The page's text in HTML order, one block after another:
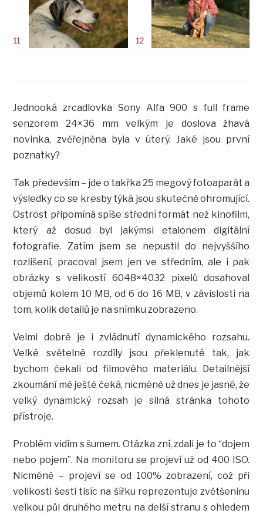
11 12
Jednooká zrcadlovka Sony Alfa 900 s full frame
senzorem 24×36 mm velkým je doslova žhavá
novinka, zvěřejněna byla v úterý. Jaké jsou první
poznatky?
Tak především – jde o takřka 25 megový fotoaparát a
výsledky co se kresby týká jsou skutečně ohromující.
Ostrost připomíná spíše střední formát než kinofilm,
který až dosud byl jakýmsi etalonem digitální
fotografie. Zatím jsem se nepustil do nejvyššího
rozlišení, pracoval jsem jen ve středním, ale i pak
obrázky s velikostí 6048×4032 pixelů dosahoval
objemů kolem 10 MB, od 6 do 16 MB, v závislosti na
tom, kolik detailů je na snímku zobrazeno.
Velmi dobré je i zvládnutí dynamického rozsahu.
Velké světelné rozdíly jsou překlenuté tak, jak
bychom čekali od filmového materiálu. Detailnější
zkoumání mě ještě čeká, nicméně už dnes je jasné, že
velký dynamický rozsah je silná stránka tohoto
přístroje.
Problém vidím s šumem. Otázka zní, zdali je to “dojem
nebo pojem”. Na monitoru se projeví už od 400 ISO.
Nicméně – projeví se od 100% zobrazení, což při
velikosti šesti tisíc na šířku reprezentuje zvětšeninu
velkou půl druhého metru na delší stranu s ohledem